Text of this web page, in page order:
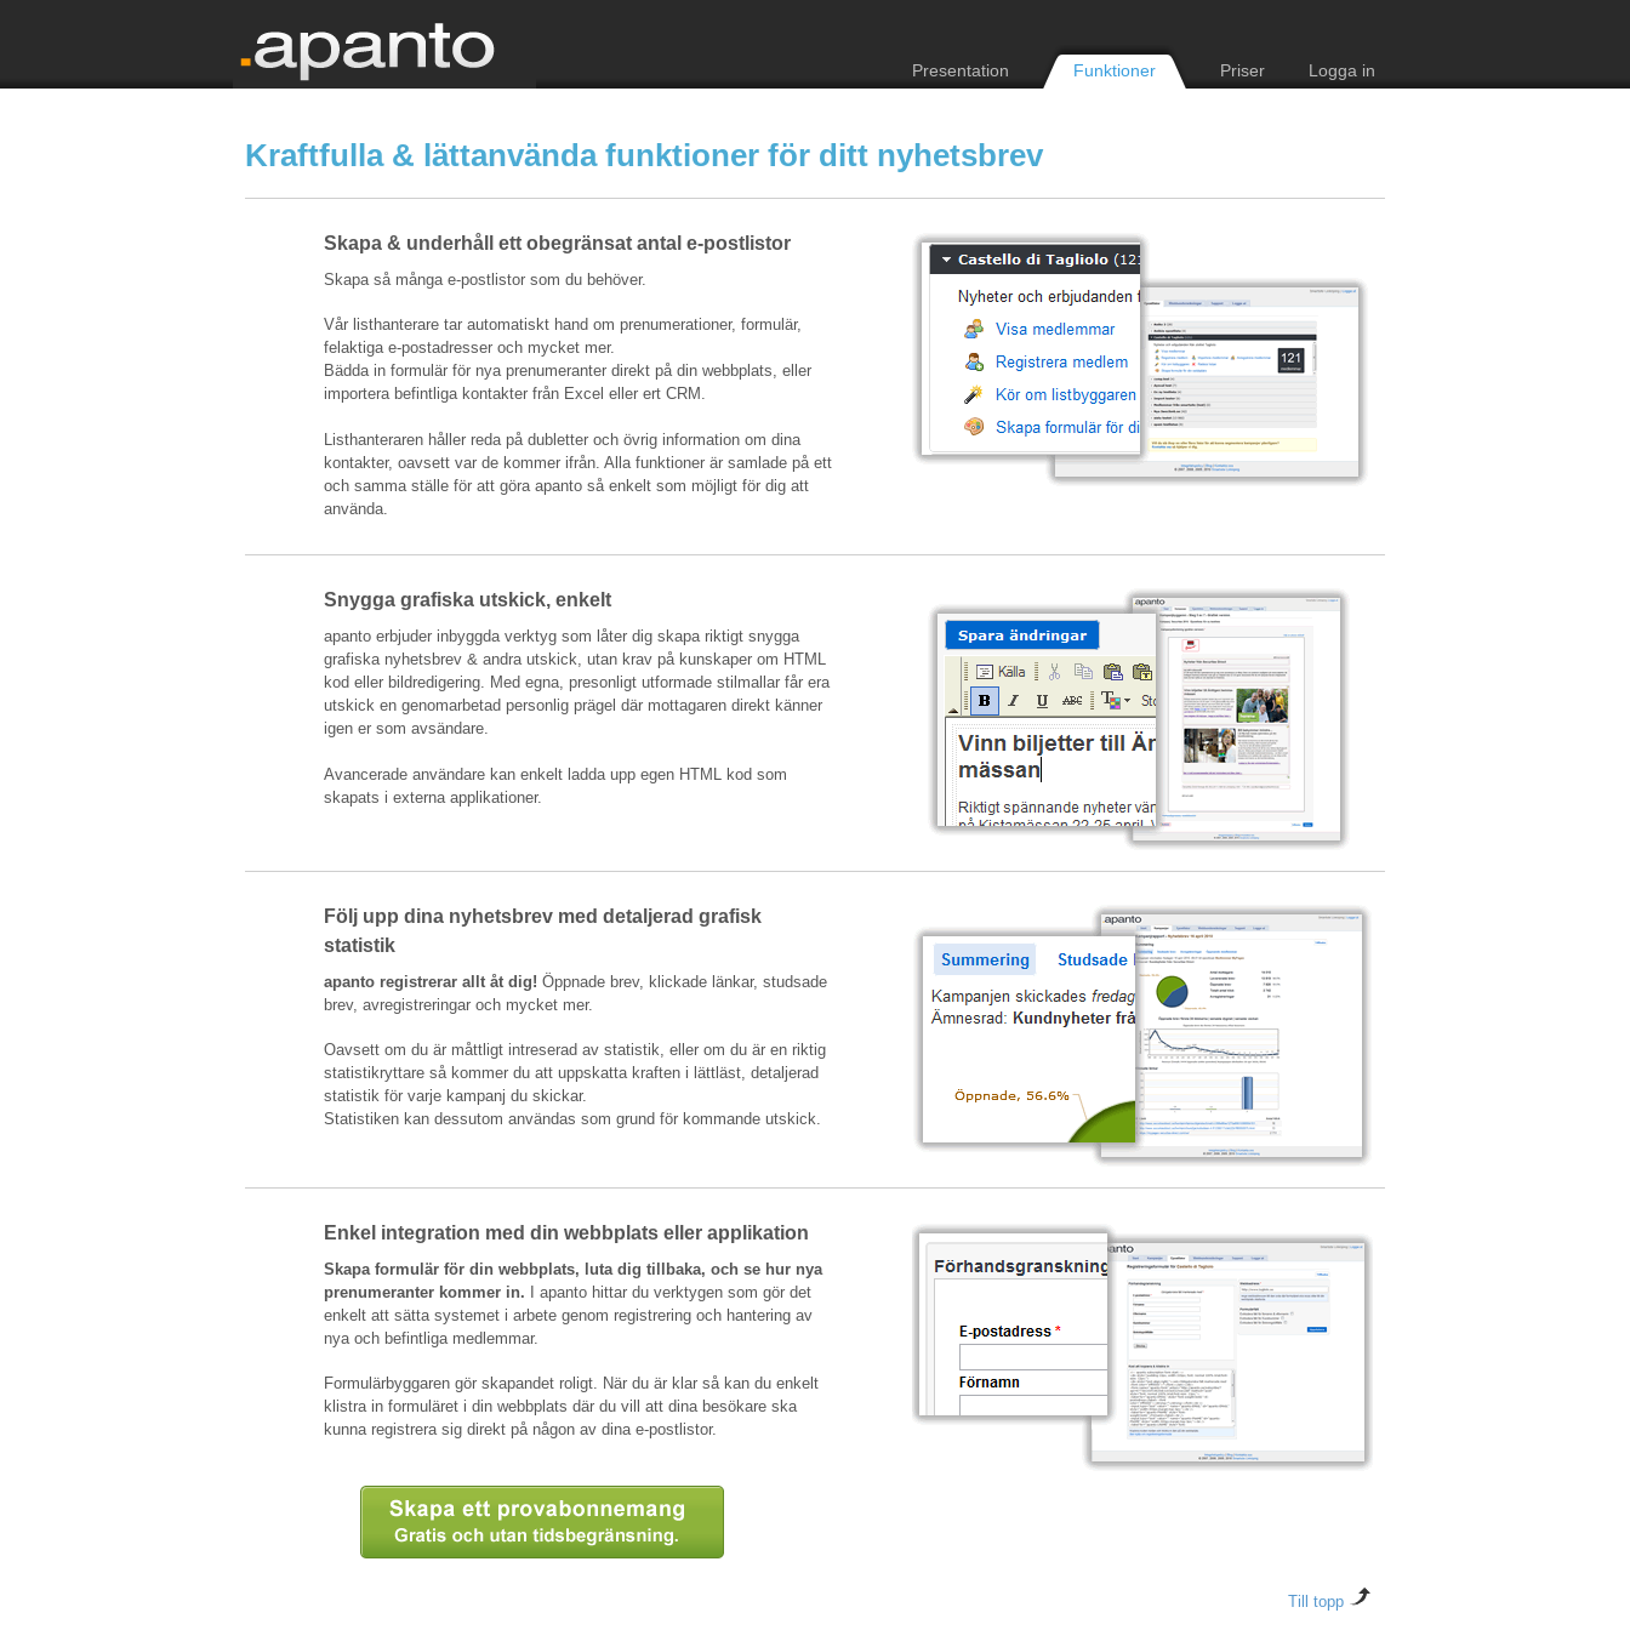
Presentation Funktioner Priser Logga in
Kraftfulla & lättanvända funktioner för ditt nyhetsbrev
Skapa & underhåll ett obegränsat antal e-postlistor
Skapa så många e-postlistor som du behöver.
Vår listhanterare tar automatiskt hand om prenumerationer, formulär,
felaktiga e-postadresser och mycket mer.
Bädda in formulär för nya prenumeranter direkt på din webbplats, eller
importera befintliga kontakter från Excel eller ert CRM.
Listhanteraren håller reda på dubletter och övrig information om dina
kontakter, oavsett var de kommer ifrån. Alla funktioner är samlade på ett
och samma ställe för att göra apanto så enkelt som möjligt för dig att
använda.
Snygga grafiska utskick, enkelt
apanto erbjuder inbyggda verktyg som låter dig skapa riktigt snygga
grafiska nyhetsbrev & andra utskick, utan krav på kunskaper om HTML
kod eller bildredigering. Med egna, presonligt utformade stilmallar får era
utskick en genomarbetad personlig prägel där mottagaren direkt känner
igen er som avsändare.
Avancerade användare kan enkelt ladda upp egen HTML kod som
skapats i externa applikationer.
Följ upp dina nyhetsbrev med detaljerad grafisk
statistik
apanto registrerar allt åt dig! Öppnade brev, klickade länkar, studsade
brev, avregistreringar och mycket mer.
Oavsett om du är måttligt intreserad av statistik, eller om du är en riktig
statistikryttare så kommer du att uppskatta kraften i lättläst, detaljerad
statistik för varje kampanj du skickar.
Statistiken kan dessutom användas som grund för kommande utskick.
Enkel integration med din webbplats eller applikation
Skapa formulär för din webbplats, luta dig tillbaka, och se hur nya
prenumeranter kommer in. I apanto hittar du verktygen som gör det
enkelt att sätta systemet i arbete genom registrering och hantering av
nya och befintliga medlemmar.
Formulärbyggaren gör skapandet roligt. När du är klar så kan du enkelt
klistra in formuläret i din webbplats där du vill att dina besökare ska
kunna registrera sig direkt på någon av dina e-postlistor.
Till topp